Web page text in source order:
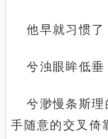
他早就习惯了
兮浊眼眸低垂
兮渺慢条斯理
手随意的交叉倚